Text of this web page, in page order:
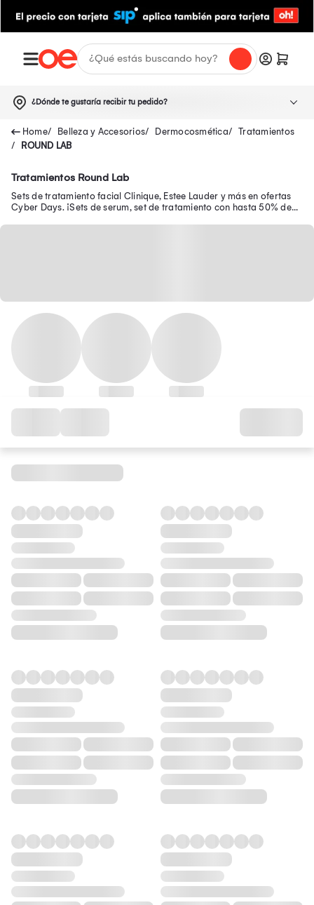
¿Dónde te gustaría recibir tu pedido?
Belleza y Accesorios Dermocosmética
Tratamientos
ROUND LAB
Tratamientos Round Lab
Sets de tratamiento facial Clinique, Estee Lauder y más en ofertas
Cyber Days. ¡Sets de serum, set de tratamiento con hasta 50% de